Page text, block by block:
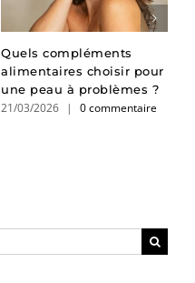
Quels compléments
alimentaires choisir pour
une peau à problèmes ?
21/03/2026 | 0 commentaire